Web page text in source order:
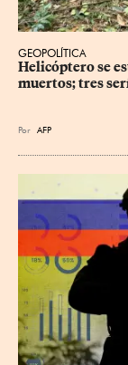
GEOPOLÍTICA
Helicóptero se
muertos; tres
Por AFP